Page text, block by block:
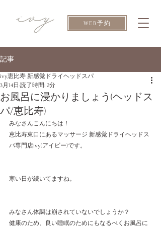
WEB予約
記事
お風呂に浸かりましょう(ヘッドス
パ/恵比寿)
ivy恵比寿 新感覚ドライヘッドスパ
3月14日 読了時間: 2分
みなさんこんにちは！
恵比寿東口にあるマッサージ 新感覚ドライヘッドス
パ専門店ivy(アイビー)です。
寒い日が続いてますね。
みなさん体調は崩されていないでしょうか？
健康のため、良い睡眠のためにもなるべくお風呂に